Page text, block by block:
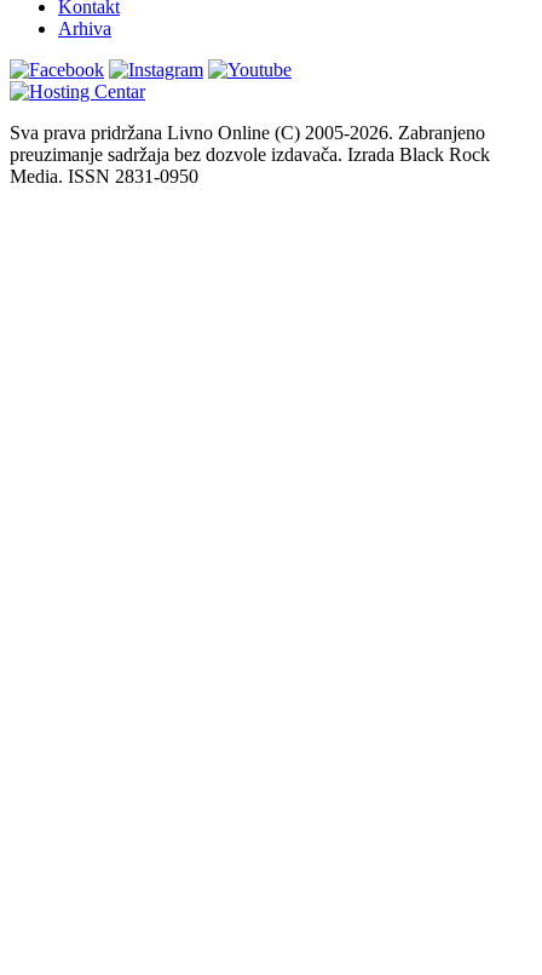
Kontakt
Arhiva
Sva prava pridržana Livno Online (C) 2005-2026. Zabranjeno
preuzimanje sadržaja bez dozvole izdavača. Izrada Black Rock
Media. ISSN 2831-0950